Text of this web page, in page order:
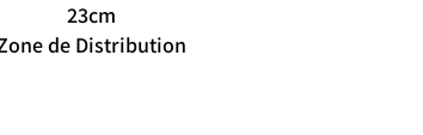
23cm
de Distribution